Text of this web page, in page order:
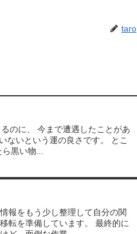
taro
のに、 今まで遭遇したことがあ
ないという運の良さです。 とこ
黒い物...
報をもう少し整理して自分の関
転を準備しています。 最終的に